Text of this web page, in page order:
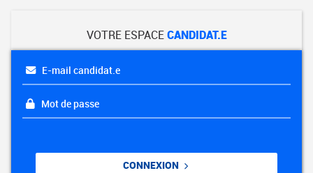
VOTRE ESPACECANDIDAT.E
E-mail candidat.e
Mot de passe
CONNEXION